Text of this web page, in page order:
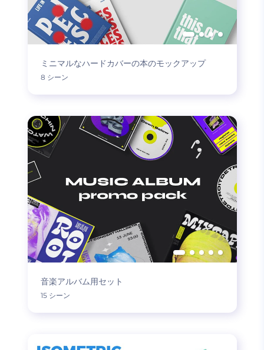
ミニマルなハードカバーの本のモックアップ
8 シーン
音楽アルバム用セット
15 シーン